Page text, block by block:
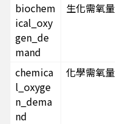
biochem
ical_oxy
gen_de
mand
生化需氧量
chemica
l_oxyge
n_dema
nd
化學需氧量